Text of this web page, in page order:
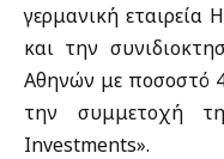
γερμανική
και την
Αθηνών με ποσοστό
την συμμετοχή
Investments».